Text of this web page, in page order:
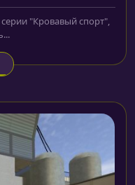
"Кровавый спорт",